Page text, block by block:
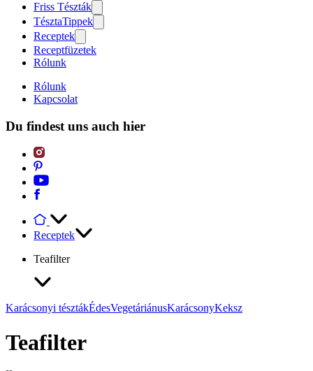
Friss Tészták
TésztaTippek
Receptek
Receptfüzetek
Rólunk
Rólunk
Kapcsolat
Du findest uns auch hier
Receptek
Teafilter
Karácsonyi tésztákÉdesVegetáriánusKarácsonyKeksz
Teafilter